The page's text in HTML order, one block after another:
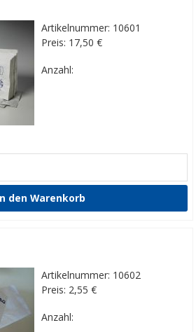
Artikelnummer: 10601
Preis: 17,50 €
Anzahl:
Artikelnummer: 10602
Preis: 2,55 €
Anzahl: